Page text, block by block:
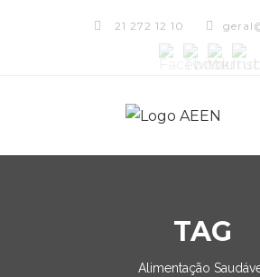
21 272 12 10
TAG
Alimentação